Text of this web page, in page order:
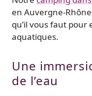
en Auvergne-
qu’il vous faut
aquatiques.
Une
de l’eau